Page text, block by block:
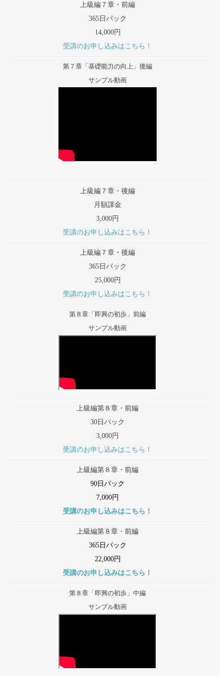
上級編７章・前編
365日パック
14,000円
受講のお申し込みはこちら！
第７章「基礎能力の向上」後編
サンプル動画
上級編７章・後編
月額課金
3,000円
受講のお申し込みはこちら！
上級編７章・後編
365日パック
25,000円
受講のお申し込みはこちら！
第８章「即興の初歩」前編
サンプル動画
上級編第８章・前編
30日パック
3,000円
受講のお申し込みはこちら！
上級編第８章・前編
90日パック
7,000円
受講のお申し込みはこちら！
上級編第８章・前編
365日パック
22,000円
受講のお申し込みはこちら！
第８章「即興の初歩」中編
サンプル動画